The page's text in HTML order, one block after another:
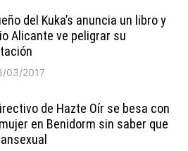
del Kuka’s anuncia un libro y
Alicante ve peligrar su
03/2017
de Hazte Oír se besa con
en Benidorm sin saber que